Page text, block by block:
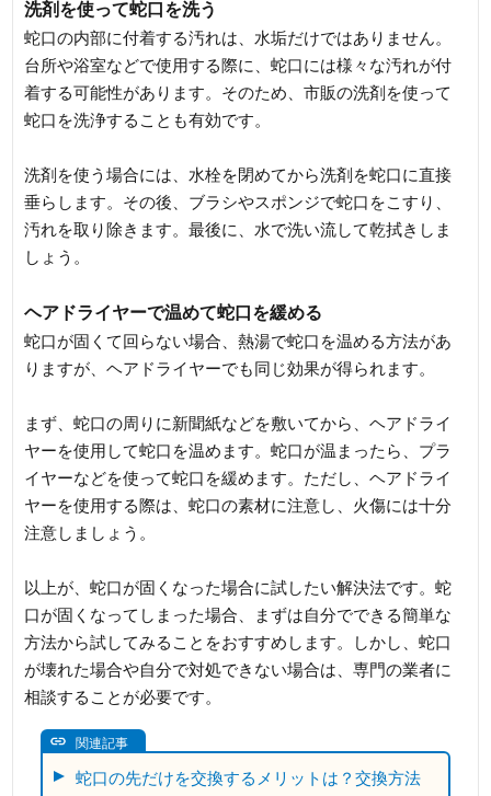
洗剤を使って蛇口を洗う
蛇口の内部に付着する汚れは、水垢だけではありません。
台所や浴室などで使用する際に、蛇口には様々な汚れが付
着する可能性があります。そのため、市販の洗剤を使って
蛇口を洗浄することも有効です。
洗剤を使う場合には、水栓を閉めてから洗剤を蛇口に直接
垂らします。その後、ブラシやスポンジで蛇口をこすり、
汚れを取り除きます。最後に、水で洗い流して乾拭きしま
しょう。
ヘアドライヤーで温めて蛇口を緩める
蛇口が固くて回らない場合、熱湯で蛇口を温める方法があ
りますが、ヘアドライヤーでも同じ効果が得られます。
まず、蛇口の周りに新聞紙などを敷いてから、ヘアドライ
ヤーを使用して蛇口を温めます。蛇口が温まったら、プラ
イヤーなどを使って蛇口を緩めます。ただし、ヘアドライ
ヤーを使用する際は、蛇口の素材に注意し、火傷には十分
注意しましょう。
以上が、蛇口が固くなった場合に試したい解決法です。蛇
口が固くなってしまった場合、まずは自分でできる簡単な
方法から試してみることをおすすめします。しかし、蛇口
が壊れた場合や自分で対処できない場合は、専門の業者に
相談することが必要です。
関連記事
蛇口の先だけを交換するメリットは？交換方法